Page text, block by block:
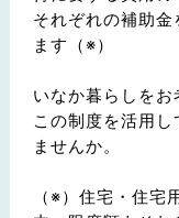
それぞれの補助
ます（※）
いなか暮らしをお
この制度を活用
ませんか。
（※）住宅・住宅